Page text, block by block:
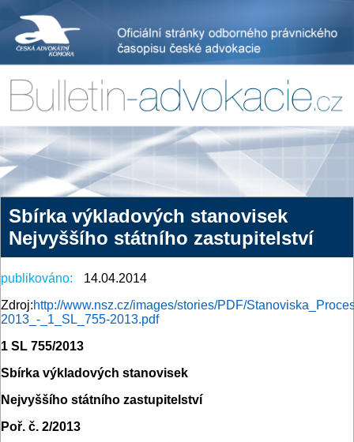
Sbírka výkladových stanovisek
Nejvyššího státního zastupitelství
publikováno:
14.04.2014
Zdroj:http://www.nsz.cz/images/stories/PDF/
2013_-_1_SL_755-2013.pdf
1 SL 755/2013
Sbírka výkladových stanovisek
Nejvyššího státního zastupitelství
Poř. č. 2/2013